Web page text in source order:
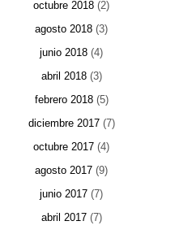
octubre 2018 (2)
agosto 2018 (3)
junio 2018 (4)
abril 2018(3)
febrero 2018(5)
diciembre 2017(7)
octubre 2017 (4)
agosto 2017 (9)
junio 2017 (7)
abril 2017(7)